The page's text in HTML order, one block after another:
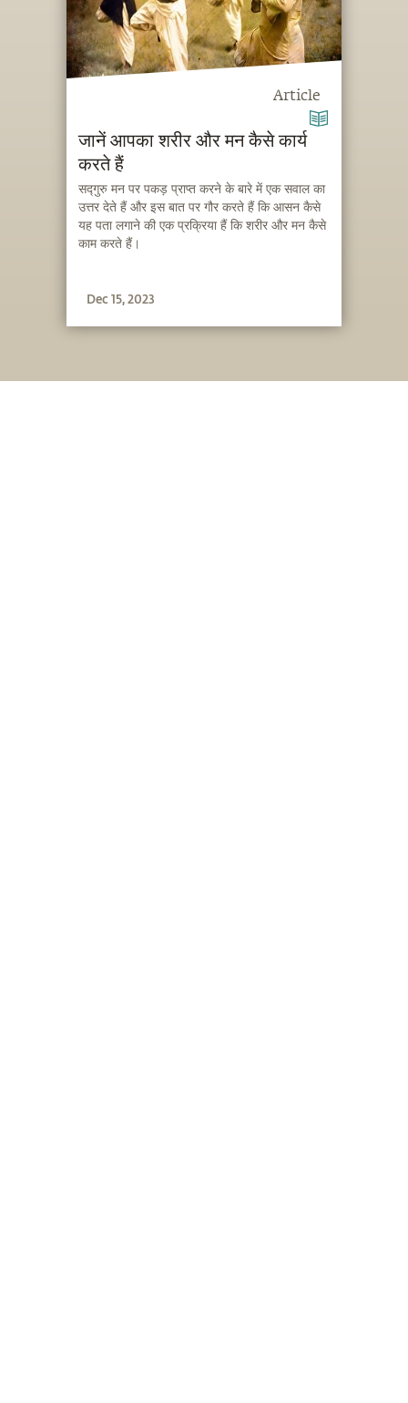
Article
जानें आपका शरीर और मन कैसे कार्य
करते हैं
सद्गुरु मन पर पकड़ प्राप्त करने के बारे में एक सवाल का
उत्तर देते हैं और इस बात पर गौर करते हैं कि आसन कैसे
यह पता लगाने की एक प्रक्रिया हैं कि शरीर और मन कैसे
काम करते हैं।
Dec 15, 2023